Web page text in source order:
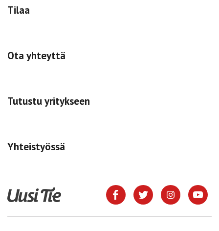
Tilaa
Ota yhteyttä
Tutustu yritykseen
Yhteistyössä